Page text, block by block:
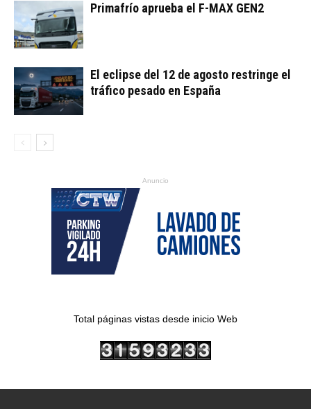
Primafrío aprueba el F-MAX GEN2
El eclipse del 12 de agosto restringe el
tráfico pesado en España
Anuncio
Total páginas vistas desde inicio Web